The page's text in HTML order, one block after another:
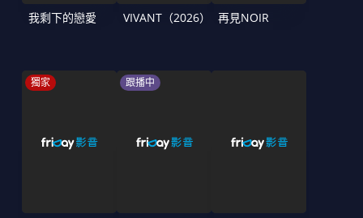
我剩下的戀愛 VIVANT（2026） 再見NOIR
獨家 跟播中